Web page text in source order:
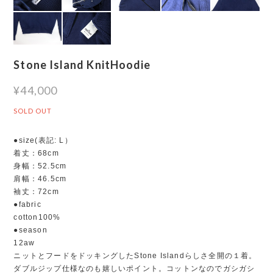
Stone Island KnitHoodie
¥44,000
SOLD OUT
●size(表記: L）
着丈：68cm
身幅：52.5cm
肩幅：46.5cm
袖丈：72cm
●fabric
cotton100%
●season
12aw
ニットとフードをドッキングしたStone Islandらしさ全開の１着。
ダブルジップ仕様なのも嬉しいポイント。コットンなのでガシガシ